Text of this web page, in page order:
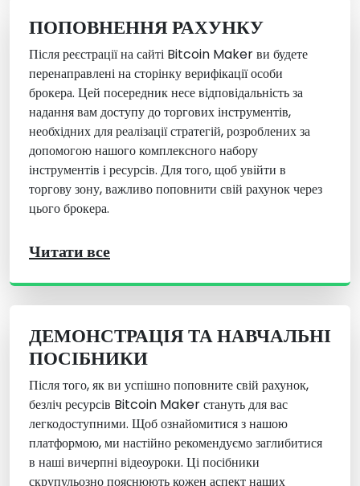
ПОПОВНЕННЯ РАХУНКУ
Після реєстрації на сайті Bitcoin Maker ви будете
перенаправлені на сторінку верифікації особи
брокера. Цей посередник несе відповідальність за
надання вам доступу до торгових інструментів,
необхідних для реалізації стратегій, розроблених за
допомогою нашого комплексного набору
інструментів і ресурсів. Для того, щоб увійти в
торгову зону, важливо поповнити свій рахунок через
цього брокера.
Читати все
ДЕМОНСТРАЦІЯ ТА НАВЧАЛЬНІ
ПОСІБНИКИ
Після того, як ви успішно поповните свій рахунок,
безліч ресурсів Bitcoin Maker стануть для вас
легкодоступними. Щоб ознайомитися з нашою
платформою, ми настійно рекомендуємо заглибитися
в наші вичерпні відеоуроки. Ці посібники
скрупульозно пояснюють кожен аспект наших